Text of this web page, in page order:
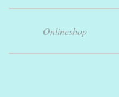
Onlineshop